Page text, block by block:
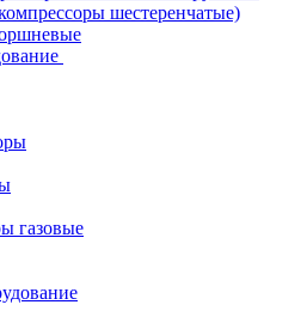
шестеренчатые)
газовые